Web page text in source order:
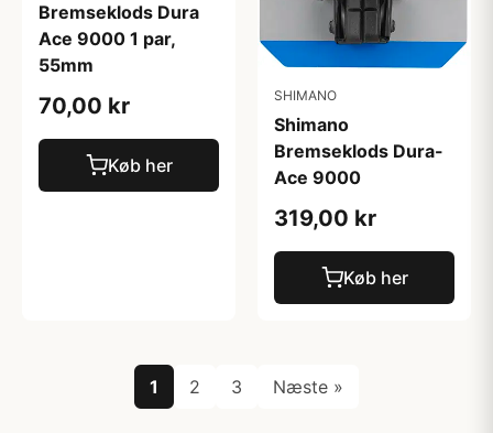
Bremseklods Dura
Ace 9000 1 par,
55mm
70,00 kr
Køb her
SHIMANO
Shimano
Bremseklods Dura-
Ace 9000
319,00 kr
Køb her
1 2 3 Næste »